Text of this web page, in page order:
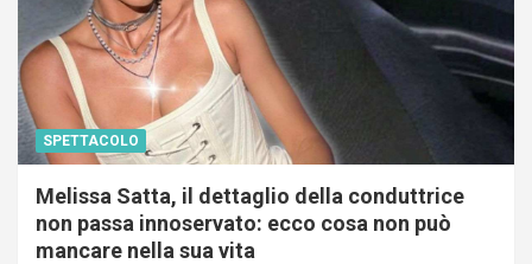
SPETTACOLO
Melissa Satta, il dettaglio della conduttrice
non passa innoservato: ecco cosa non può
mancare nella sua vita